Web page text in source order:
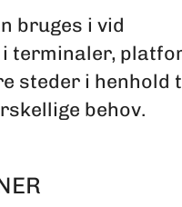
bruges i vid
terminaler,
steder i henhold
behov.